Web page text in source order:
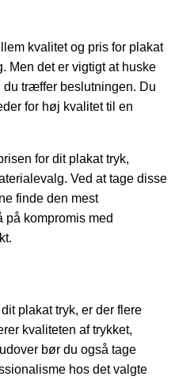
kvalitet og pris for plakat
Men det er vigtigt at huske
træffer beslutningen. Du
for høj kvalitet til en
for dit plakat tryk,
Ved at tage disse
finde den mest
kompromis med
plakat tryk, er der flere
kvaliteten af ​​trykket,
bør du også tage
hos det valgte